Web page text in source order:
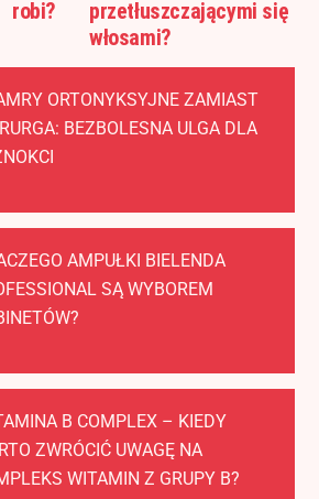
robi?
przetłuszczającymi się
włosami?
ORTONYKSYJNE ZAMIAST
BEZBOLESNA ULGA DLA
AMPUŁKI BIELENDA
SĄ WYBOREM
B COMPLEX – KIEDY
ZWRÓCIĆ UWAGĘ NA
WITAMIN Z GRUPY B?